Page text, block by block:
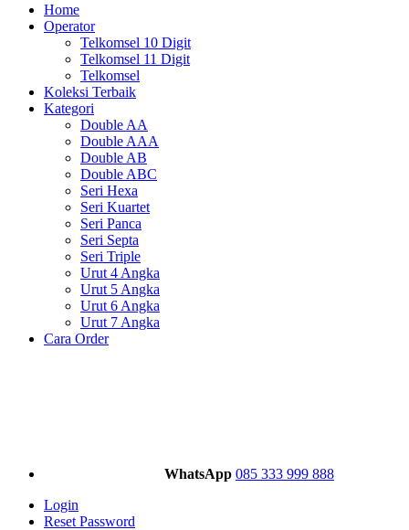
Home
Operator
Telkomsel 10 Digit
Telkomsel 11 Digit
Telkomsel
Koleksi Terbaik
Kategori
Double AA
Double AAA
Double AB
Double ABC
Seri Hexa
Seri Kuartet
Seri Panca
Seri Septa
Seri Triple
Urut 4 Angka
Urut 5 Angka
Urut 6 Angka
Urut 7 Angka
Cara Order
WhatsApp 085 333 999 888
Login
Reset Password